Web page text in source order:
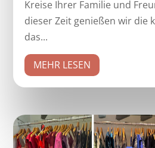
Kreise Ihrer Familie und
dieser Zeit genießen wir die
das...
MEHR LESEN